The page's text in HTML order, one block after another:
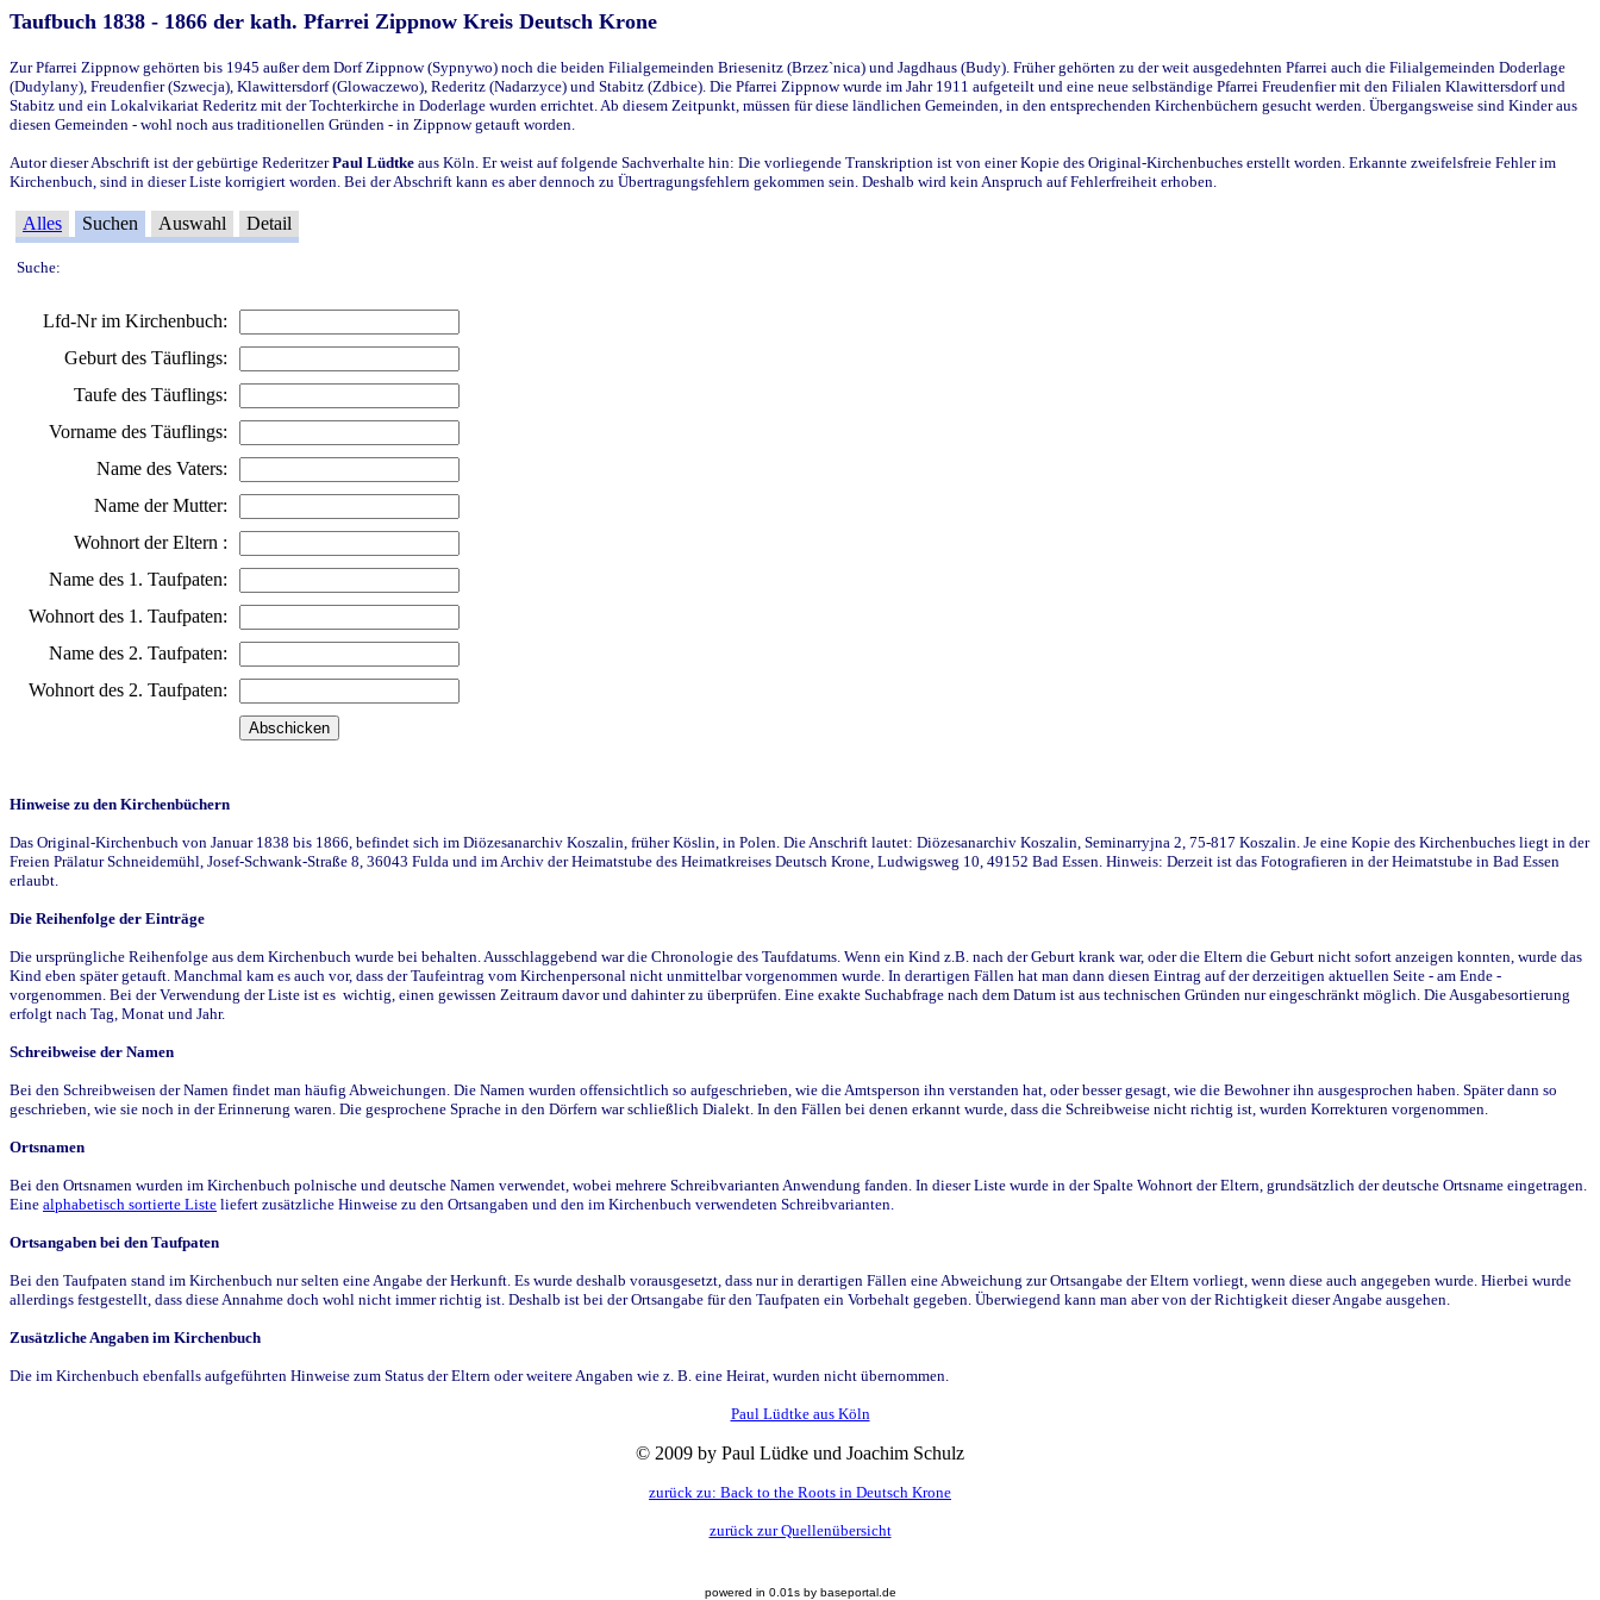
Taufbuch 1838 - 1866 der kath. Pfarrei Zippnow Kreis Deutsch Krone
Zur Pfarrei Zippnow gehörten bis 1945 außer dem Dorf Zippnow (Sypnywo) noch die beiden Filialgemeinden Briesenitz (Brzez`nica) und Jagdhaus (Budy). Früher gehörten zu der weit ausgedehnten Pfarrei auch die Filialgemeinden Doderlage
(Dudylany), Freudenfier (Szwecja), Klawittersdorf (Glowaczewo), Rederitz (Nadarzyce) und Stabitz (Zdbice). Die Pfarrei Zippnow wurde im Jahr 1911 aufgeteilt und eine neue selbständige Pfarrei Freudenfier mit den Filialen Klawittersdorf und
Stabitz und ein Lokalvikariat Rederitz mit der Tochterkirche in Doderlage wurden errichtet. Ab diesem Zeitpunkt, müssen für diese ländlichen Gemeinden, in den entsprechenden Kirchenbüchern gesucht werden. Übergangsweise sind Kinder aus
diesen Gemeinden - wohl noch aus traditionellen Gründen - in Zippnow getauft worden.
Autor dieser Abschrift ist der gebürtige RederitzerPaul Lüdtke aus Köln. Er weist auf folgende Sachverhalte hin: Die vorliegende Transkription ist von einer Kopie des Original-Kirchenbuches erstellt worden. Erkannte zweifelsfreie Fehler im
Kirchenbuch, sind in dieser Liste korrigiert worden. Bei der Abschrift kann es aber dennoch zu Übertragungsfehlern gekommen sein. Deshalb wird kein Anspruch auf Fehlerfreiheit erhoben.
Alles Suchen Auswahl Detail
Suche:
Lfd-Nr im Kirchenbuch:
Geburt des Täuflings:
Taufe des Täuflings:
Vorname des Täuflings:
Name des Vaters:
Name der Mutter:
Wohnort der Eltern :
Name des 1. Taufpaten:
Wohnort des 1. Taufpaten:
Name des 2. Taufpaten:
Wohnort des 2. Taufpaten:
Hinweise zu den Kirchenbüchern
Das Original-Kirchenbuch von Januar 1838 bis 1866, befindet sich im Diözesanarchiv Koszalin, früher Köslin, in Polen. Die Anschrift lautet: Diözesanarchiv Koszalin, Seminarryjna 2, 75-817 Koszalin. Je eine Kopie des Kirchenbuches liegt in der
Freien Prälatur Schneidemühl, Josef-Schwank-Straße 8, 36043 Fulda und im Archiv der Heimatstube des Heimatkreises Deutsch Krone, Ludwigsweg 10, 49152 Bad Essen. Hinweis: Derzeit ist das Fotografieren in der Heimatstube in Bad Essen
erlaubt.
Die Reihenfolge der Einträge
Die ursprüngliche Reihenfolge aus dem Kirchenbuch wurde bei behalten. Ausschlaggebend war die Chronologie des Taufdatums. Wenn ein Kind z.B. nach der Geburt krank war, oder die Eltern die Geburt nicht sofort anzeigen konnten, wurde das
Kind eben später getauft. Manchmal kam es auch vor, dass der Taufeintrag vom Kirchenpersonal nicht unmittelbar vorgenommen wurde. In derartigen Fällen hat man dann diesen Eintrag auf der derzeitigen aktuellen Seite - am Ende -
vorgenommen. Bei der Verwendung der Liste ist es wichtig, einen gewissen Zeitraum davor und dahinter zu überprüfen. Eine exakte Suchabfrage nach dem Datum ist aus technischen Gründen nur eingeschränkt möglich. Die Ausgabesortierung
erfolgt nach Tag, Monat und Jahr.
Schreibweise der Namen
Bei den Schreibweisen der Namen findet man häufig Abweichungen. Die Namen wurden offensichtlich so aufgeschrieben, wie die Amtsperson ihn verstanden hat, oder besser gesagt, wie die Bewohner ihn ausgesprochen haben. Später dann so
geschrieben, wie sie noch in der Erinnerung waren. Die gesprochene Sprache in den Dörfern war schließlich Dialekt. In den Fällen bei denen erkannt wurde, dass die Schreibweise nicht richtig ist, wurden Korrekturen vorgenommen.
Ortsnamen
Bei den Ortsnamen wurden im Kirchenbuch polnische und deutsche Namen verwendet, wobei mehrere Schreibvarianten Anwendung fanden. In dieser Liste wurde in der Spalte Wohnort der Eltern, grundsätzlich der deutsche Ortsname eingetragen.
Eine alphabetisch sortierte Liste liefert zusätzliche Hinweise zu den Ortsangaben und den im Kirchenbuch verwendeten Schreibvarianten.
Ortsangaben bei den Taufpaten
Bei den Taufpaten stand im Kirchenbuch nur selten eine Angabe der Herkunft. Es wurde deshalb vorausgesetzt, dass nur in derartigen Fällen eine Abweichung zur Ortsangabe der Eltern vorliegt, wenn diese auch angegeben wurde. Hierbei wurde
allerdings festgestellt, dass diese Annahme doch wohl nicht immer richtig ist. Deshalb ist bei der Ortsangabe für den Taufpaten ein Vorbehalt gegeben. Überwiegend kann man aber von der Richtigkeit dieser Angabe ausgehen.
Zusätzliche Angaben im Kirchenbuch
Die im Kirchenbuch ebenfalls aufgeführten Hinweise zum Status der Eltern oder weitere Angaben wie z. B. eine Heirat, wurden nicht übernommen.
Paul Lüdtke aus Köln
© 2009 by Paul Lüdke und Joachim Schulz
zurück zu: Back to the Roots in Deutsch Krone
zurück zur Quellenübersicht
powered in 0.01s by baseportal.de